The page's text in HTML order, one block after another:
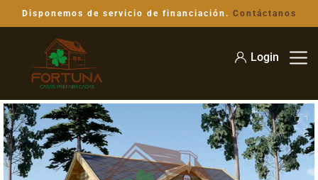
Disponemos de servicio de financiación. Contáctanos
Login